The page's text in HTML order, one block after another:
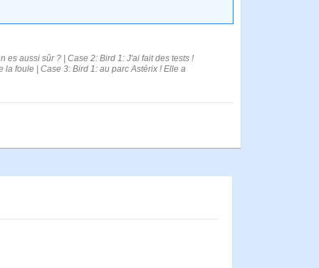
es aussi sûr ? | Case 2: Bird 1: J'ai fait des tests !
foule | Case 3: Bird 1: au parc Astérix ! Elle a